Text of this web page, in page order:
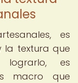
es
la textura que
es
macro que